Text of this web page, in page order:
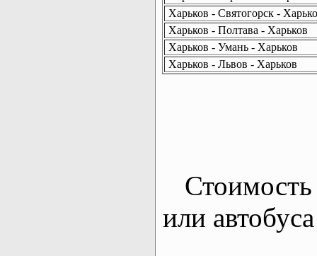
Харьков - Святогорск -
Харьков - Полтава - Харьков
Харьков - Умань - Харьков
Харьков - Львов - Харьков
Стоимость
или